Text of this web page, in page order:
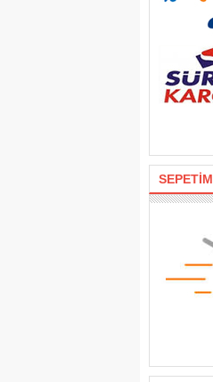
SEPETİM